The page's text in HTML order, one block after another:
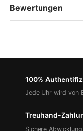
Bewertungen
100%
Jede Uhr wird von
Treuhand-
Sichere